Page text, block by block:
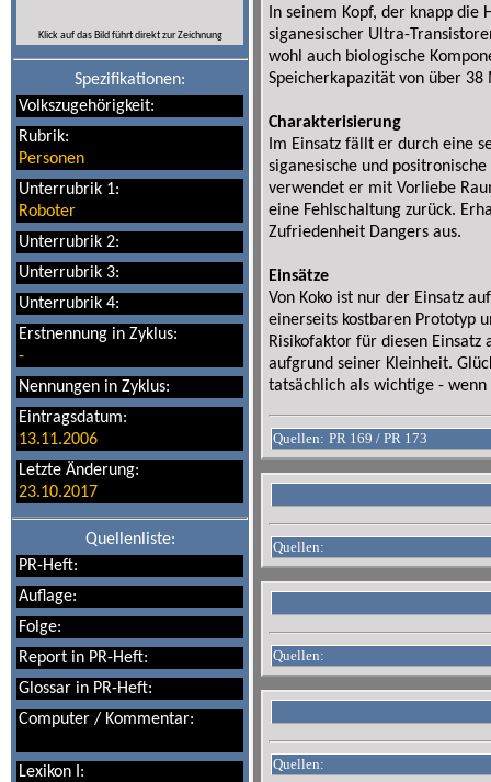
Klick auf das Bild führt direkt zur Zeichnung
Spezifikationen:
Volkszugehörigkeit:
Rubrik:
Personen
Unterrubrik 1:
Roboter
Unterrubrik 2:
Unterrubrik 3:
Unterrubrik 4:
Erstnennung in Zyklus:
-
Nennungen in Zyklus:
Eintragsdatum:
13.11.2006
Letzte Änderung:
23.10.2017
Quellenliste:
PR-Heft:
Auflage:
Folge:
Report in PR-Heft:
Glossar in PR-Heft:
Computer / Kommentar:
Lexikon I:
In seinem Kopf, der knapp die
siganesischer Ultra-
wohl auch biologische
Speicherkapazität von über
Charakterisierung
Im Einsatz fällt er durch eine
siganesische und
verwendet er mit Vorliebe
eine Fehlschaltung zurück.
Zufriedenheit Dangers aus.
Einsätze
Von Koko ist nur der Einsatz
einerseits kostbaren Prototyp
Risikofaktor für diesen
aufgrund seiner Kleinheit.
tatsächlich als wichtige -
Quellen: PR 169 / PR 173
Quellen:
Quellen:
Quellen: